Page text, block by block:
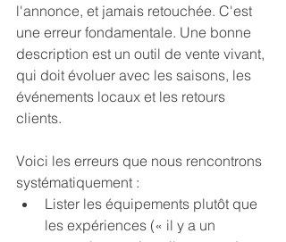
l'annonce, et jamais retouchée. C'est
une erreur fondamentale. Une bonne
description est un outil de vente vivant,
qui doit évoluer avec les saisons, les
événements locaux et les retours
clients.
Voici les erreurs que nous rencontrons
systématiquement :
Lister les équipements plutôt que
les expériences (« il y a un